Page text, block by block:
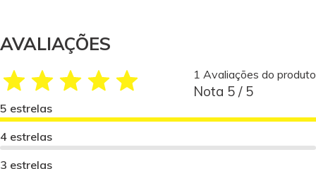
AVALIAÇÕES
1 Avaliações do produto
Nota 5 / 5
5 estrelas
4 estrelas
3 estrelas